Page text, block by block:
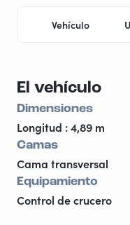
Vehículo
El vehículo
Dimensiones
Longitud : 4,89 m
Camas
Cama transversal
Equipamiento
Control de crucero